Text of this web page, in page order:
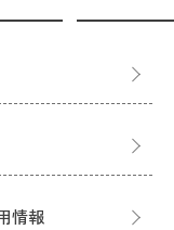
情報